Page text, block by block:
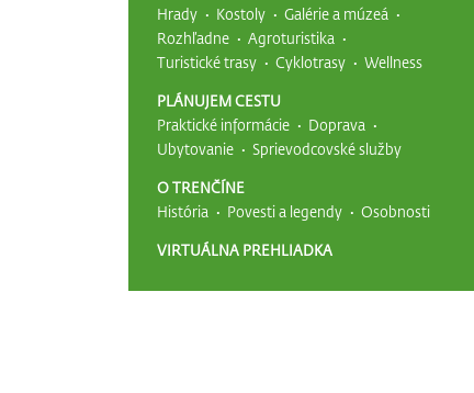
Hrady
Kostoly
Galérie a múzeá
Rozhľadne
Agroturistika
Turistické trasy
Cyklotrasy Wellness
PLÁNUJEM CESTU
Praktické informácie
Doprava
Ubytovanie
Sprievodcovské služby
O TRENČÍNE
História
Povesti a legendy Osobnosti
VIRTUÁLNA PREHLIADKA